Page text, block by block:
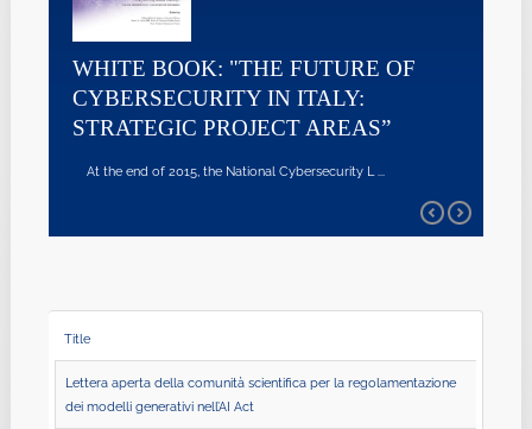
WHITE BOOK: "THE FUTURE OF
CYBERSECURITY IN ITALY:
STRATEGIC PROJECT AREAS”
At the end of 2015, the National Cybersecurity L ...
Title
Lettera aperta della comunità scientifica per la regolamentazione
dei modelli generativi nell’AI Act